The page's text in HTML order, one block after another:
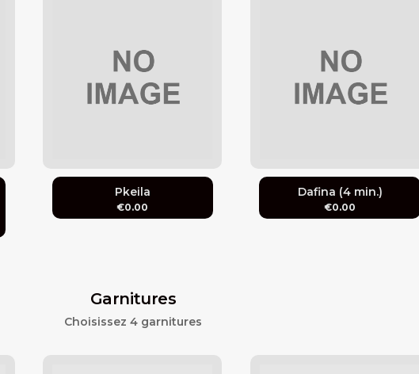
Pkeila
€0.00
Dafina (4 min.)
€0.00
Garnitures
Choisissez 4 garnitures